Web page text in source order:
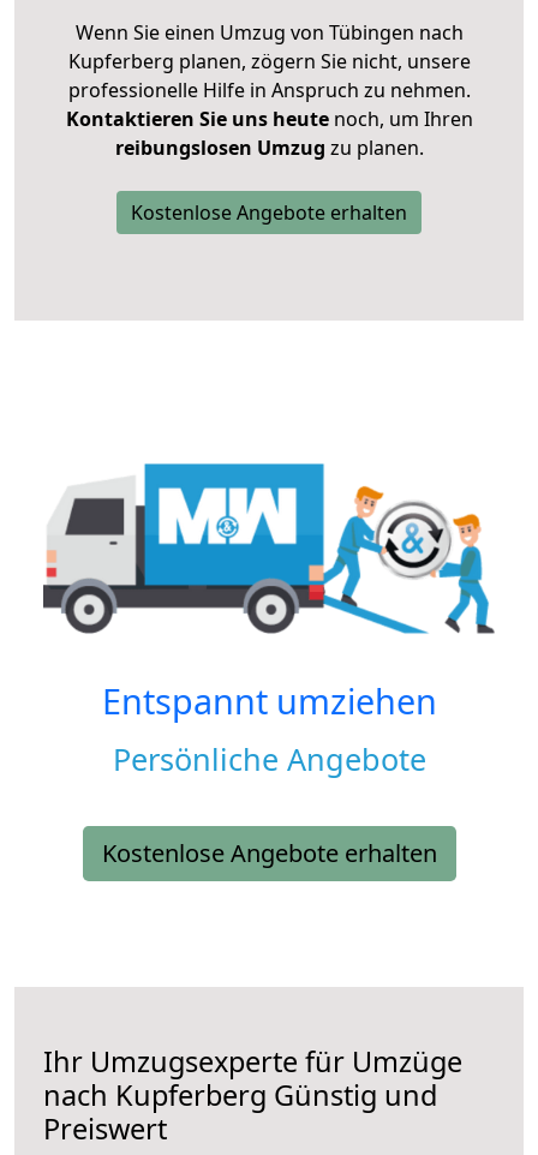
Wenn Sie einen Umzug von Tübingen nach
Kupferberg planen, zögern Sie nicht, unsere
professionelle Hilfe in Anspruch zu nehmen.
Kontaktieren Sie uns heutenoch, um Ihren
reibungslosen Umzug zu planen.
Kostenlose Angebote erhalten
Entspannt umziehen
Persönliche Angebote
Kostenlose Angebote erhalten
Ihr Umzugsexperte für Umzüge
nach Kupferberg Günstig und
Preiswert